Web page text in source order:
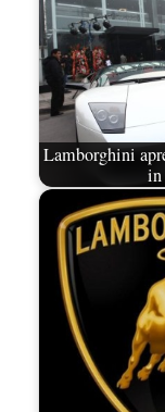
Lamborghini
in